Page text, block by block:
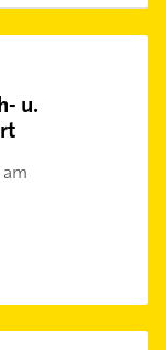
u.
am